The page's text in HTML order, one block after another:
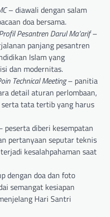
– diawali dengan salam
doa bersama.
Pesantren Darul Ma’arif–
panjang pesantren
Islam yang
dan modernitas.
Technical Meeting– panitia
detail aturan perlombaan,
tata tertib yang harus
peserta diberi kesempatan
pertanyaan seputar teknis
kesalahpahaman saat
dengan doa dan foto
semangat kesiapan
Hari Santri